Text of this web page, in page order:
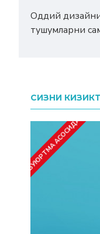
Оддий
тушумларни
СИЗНИ
БУЮРТМА АСОСИДА